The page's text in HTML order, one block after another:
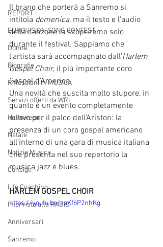
REPORT
EUROVISION SONG CONTEST
Donne
Biografie
Riflessioni in MUSICA
Servizi offerti da WRI
Halloween
Natale
Notizie Musica
Consigli
Life Coaching
Intervista alla RADIO
Anniversari
Sanremo
Il brano che porterà a Sanremo si
intitola domenica, ma il testo e l'audio
della canzone la scopriremo solo
durante il festival. Sappiamo che
l'artista sarà accompagnato dall'Harlem
Gospel Choir, il più importante coro
Gospel d'America.
Una novità che suscita molto stupore, in
quanto è un evento completamente
nuovo per il palco dell'Ariston: la
presenza di un coro gospel americano
all'interno di una gara di musica italiana
che presenta nel suo repertorio la
musica jazz e blues.
HARLEM GOSPEL CHOIR
https://youtu.be/aaKf6P2nhKg